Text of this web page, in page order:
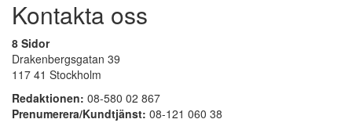
Kontakta oss
8 Sidor
Drakenbergsgatan 39
117 41 Stockholm
Redaktionen: 08-580 02 867
Prenumerera/Kundtjänst: 08-121 060 38